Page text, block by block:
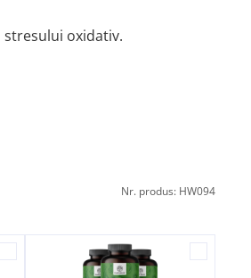
oxidativ.
Nr. produs: HW094